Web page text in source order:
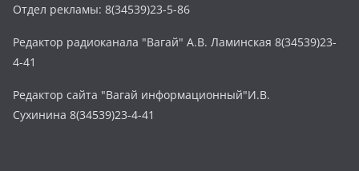
Отдел рекламы: 8(34539)23-5-86
Редактор радиоканала "Вагай" А.В. Ламинская 8(34539)23-
4-41
Редактор сайта "Вагай информационный"И.В.
Сухинина 8(34539)23-4-41